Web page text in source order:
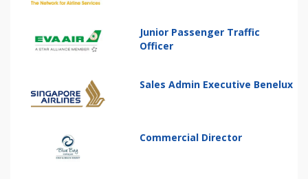
Junior Passenger Traffic
Officer
Sales Admin Executive Benelux
Commercial Director